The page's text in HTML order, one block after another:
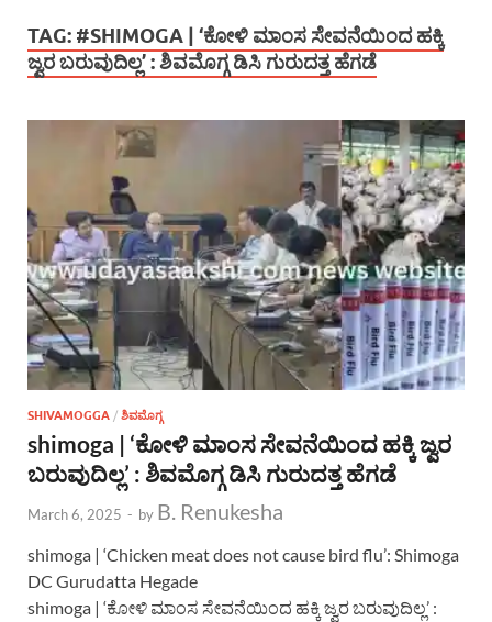
TAG: #SHIMOGA | ‘ಕೋಳಿ ಮಾಂಸ ಸೇವನೆಯಿಂದ ಹಕ್ಕಿ
ಜ್ವರ ಬರುವುದಿಲ್ಲ’ : ಶಿವಮೊಗ್ಗ ಡಿಸಿ ಗುರುದತ್ತ ಹೆಗಡೆ
SHIVAMOGGA / ಶಿವಮೊಗ್ಗ
shimoga | ‘ಕೋಳಿ ಮಾಂಸ ಸೇವನೆಯಿಂದ ಹಕ್ಕಿ ಜ್ವರ
ಬರುವುದಿಲ್ಲ’ : ಶಿವಮೊಗ್ಗ ಡಿಸಿ ಗುರುದತ್ತ ಹೆಗಡೆ
March 6, 2025 - by B. Renukesha
shimoga | ‘Chicken meat does not cause bird flu’: Shimoga
DC Gurudatta Hegade
shimoga | ‘ಕೋಳಿ ಮಾಂಸ ಸೇವನೆಯಿಂದ ಹಕ್ಕಿ ಜ್ವರ ಬರುವುದಿಲ್ಲ’ :